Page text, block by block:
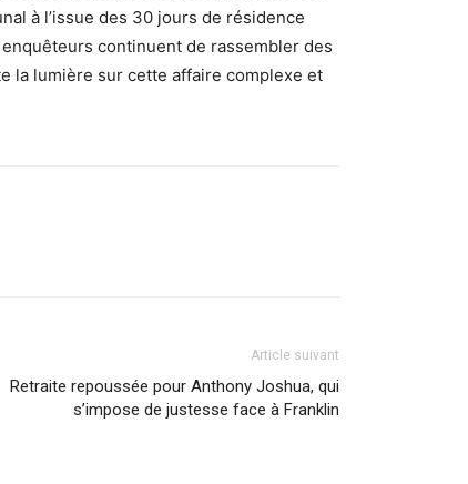
à l’issue des 30 jours de résidence
continuent de rassembler des
la lumière sur cette affaire complexe et
Article suivant
Retraite repoussée pour Anthony Joshua, qui
s’impose de justesse face à Franklin